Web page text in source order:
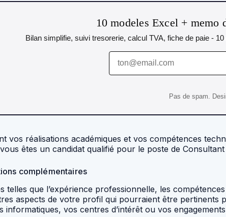
10 modeles Excel + memo
Bilan simplifie, suivi tresorerie, calcul TVA, fiche de paie -
Pas de spam.
vos réalisations académiques et vos compétences
êtes un candidat qualifié pour le poste de
complémentaires
telles que l’expérience professionnelle, les
aspects de votre profil qui pourraient être
informatiques, vos centres d’intérêt ou vos